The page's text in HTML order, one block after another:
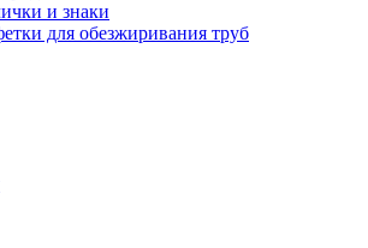
и знаки
для обезжиривания труб